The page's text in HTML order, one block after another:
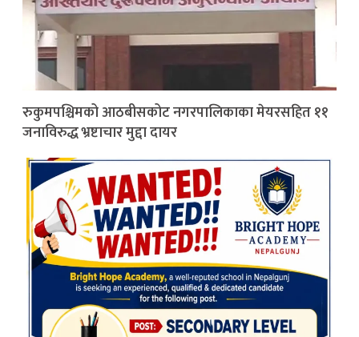
रुकुमपश्चिमको आठबीसकोट नगरपालिकाका मेयरसहित ११
जनाविरुद्ध भ्रष्टाचार मुद्दा दायर